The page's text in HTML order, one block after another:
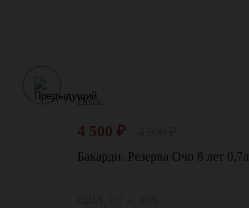
Цена:
4 500 ₽
Бакарди. Резерва Очо 8 лет 0,7л